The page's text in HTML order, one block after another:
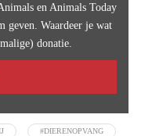
en Animals Today
geven. Waardeer je wat
donatie.
#DIERENOPVANG